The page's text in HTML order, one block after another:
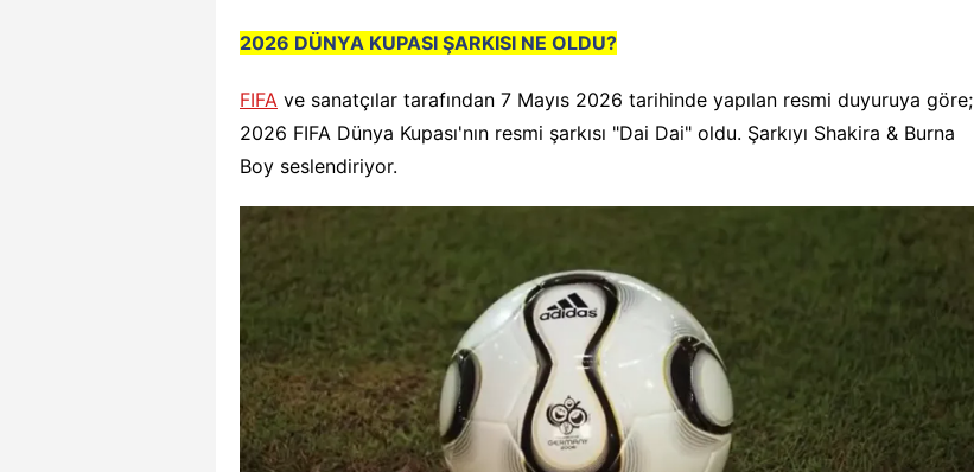
2026 DÜNYA KUPASI ŞARKISI NE OLDU?
FIFA ve sanatçılar tarafından 7 Mayıs 2026 tarihinde yapılan resmi duyuruya göre;
2026 FIFA Dünya Kupası'nın resmi şarkısı "Dai Dai" oldu. Şarkıyı Shakira & Burna
Boy seslendiriyor.